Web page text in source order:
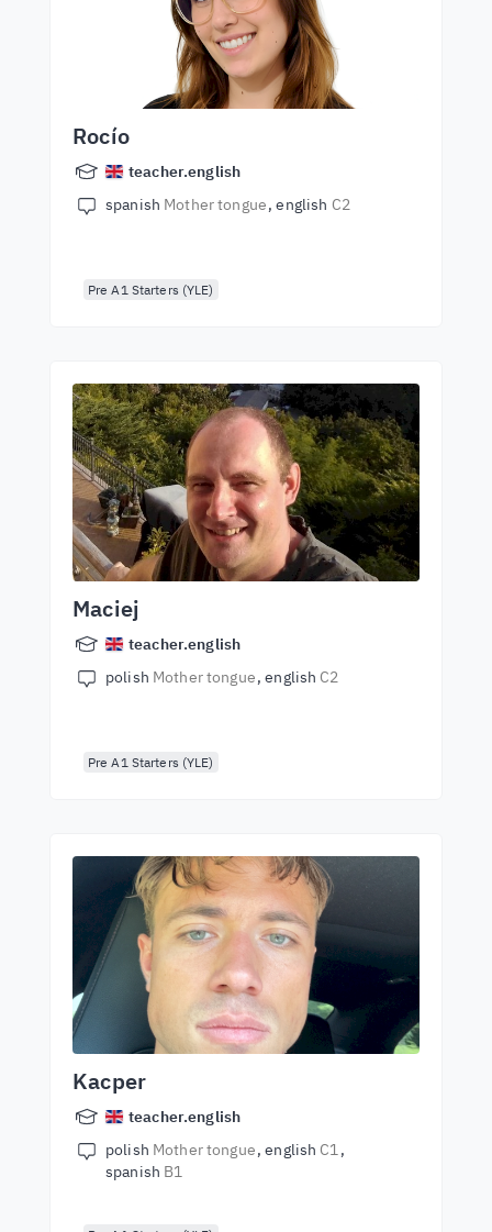
Rocío
teacher.english
spanish Mother tongue english C2
Pre A1 Starters (YLE)
Maciej
teacher.english
polish Mother tongue english C2
Pre A1 Starters (YLE)
Kacper
teacher.english
polish Mother tongue english C1
spanish B1